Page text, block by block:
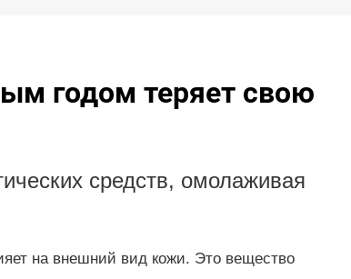
годом теряет свою
средств, омолаживая
на внешний вид кожи. Это вещество